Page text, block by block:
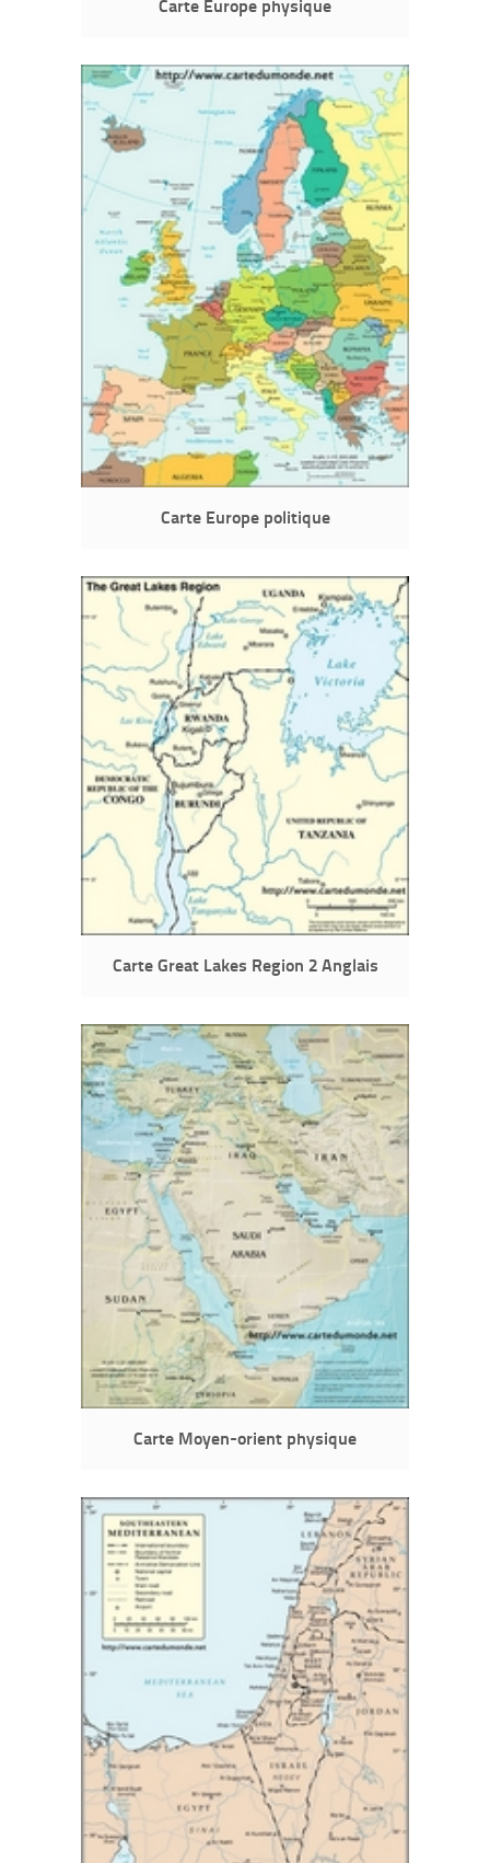
Carte Europe physique
Carte Europe politique
Carte Great Lakes Region 2 Anglais
Carte Moyen-orient physique